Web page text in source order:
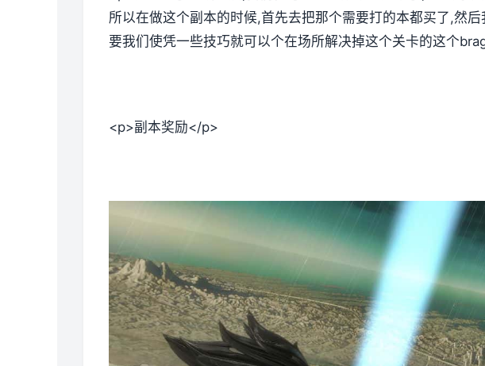
所以在做这个副本的时候,首先去把那个需要打的本都买了,然
要我们使凭一些技巧就可以个在场所解决掉这个关卡的这个
<p>副本奖励</p>